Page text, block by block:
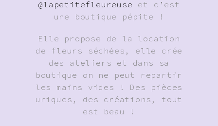
@lapetitefleureuse et c’est
une boutique pépite !
Elle propose de la location
de fleurs séchées, elle crée
des ateliers et dans sa
boutique on ne peut repartir
les mains vides ! Des pièces
uniques, des créations, tout
est beau !